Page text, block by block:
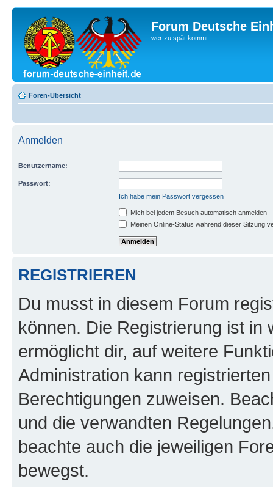
Forum Deutsche
wer zu spät kommt...
Foren-Übersicht
Anmelden
Benutzername:
Passwort:
Ich habe mein Passwort vergessen
Mich bei jedem Besuch automatisch anmelden
Meinen Online-Status während dieser Sitzung
REGISTRIEREN
Du musst in diesem Forum
können. Die Registrierung ist in
ermöglicht dir, auf weitere
Administration kann
Berechtigungen zuweisen.
und die verwandten
beachte auch die jeweiligen
bewegst.